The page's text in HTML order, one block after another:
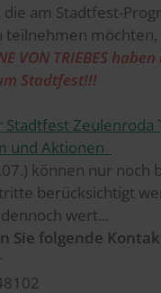
die am Stadtfest-
teilnehmen
VON TRIEBES
Stadtfest!!!
Zeulenroda
und Aktionen
können nur
berücksichtigt
wert...
Sie folgende